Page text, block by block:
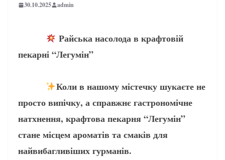
30.10.2025 admin
Райська насолода в крафтовій
пекарні “Легумін”
Коли в нашому містечку шукаєте не
просто випічку, а справжнє гастрономічне
натхнення, крафтова пекарня “Легумін”
стане місцем ароматів та смаків для
найвибагливіших гурманів.